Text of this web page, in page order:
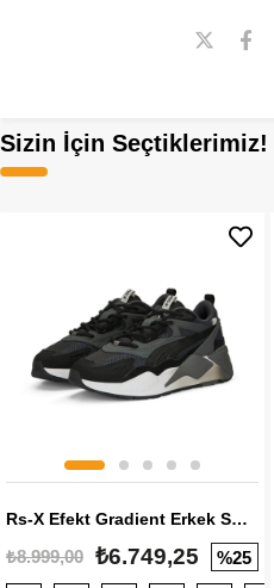
Sizin İçin Seçtiklerimiz!
Rs-X Efekt Gradient Erkek Sneaker
₺8.999,00 ₺6.749,25 %25